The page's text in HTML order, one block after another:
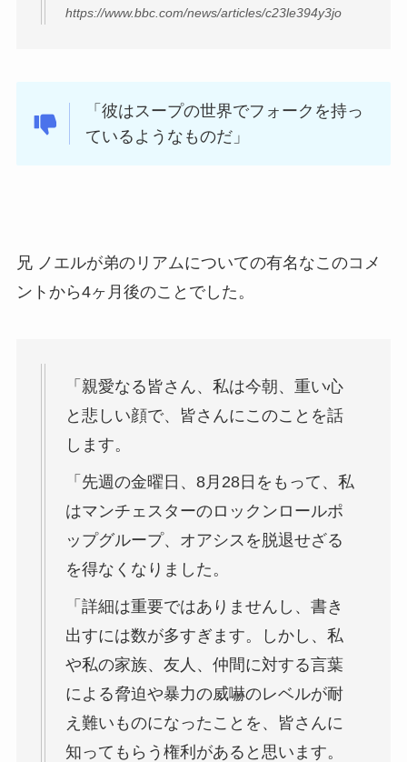
https://www.bbc.com/news/articles/c23le394y3jo
「彼はスープの世界でフォークを持っ
ているようなものだ」
兄 ノエルが弟のリアムについての有名なこのコメ
ントから4ヶ月後のことでした。
「親愛なる皆さん、私は今朝、重い心
と悲しい顔で、皆さんにこのことを話
します。
「先週の金曜日、8月28日をもって、私
はマンチェスターのロックンロールポ
ップグループ、オアシスを脱退せざる
を得なくなりました。
「詳細は重要ではありませんし、書き
出すには数が多すぎます。しかし、私
や私の家族、友人、仲間に対する言葉
による脅迫や暴力の威嚇のレベルが耐
え難いものになったことを、皆さんに
知ってもらう権利があると思います。